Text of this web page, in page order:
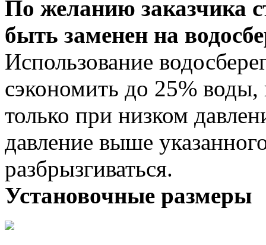
По желанию заказчика
быть заменен на
Использование
сэкономить до 25%
только при низком
давление выше
разбрызгиваться.
Установочные размеры